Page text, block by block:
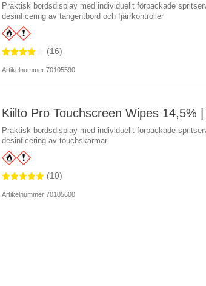
Praktisk bordsdisplay med individuellt förpackade
desinficering av tangentbord och fjärrkontroller
(16)
Artikelnummer 70105590
Kiilto Pro Touchscreen Wipes 14,5%
Praktisk bordsdisplay med individuellt förpackade
desinficering av touchskärmar
(10)
Artikelnummer 70105600